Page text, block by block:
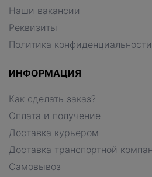
Наши вакансии
Реквизиты
Политика конфиденциальности
ИНФОРМАЦИЯ
Как сделать заказ?
Оплата и получение
Доставка курьером
Доставка транспортной
Самовывоз